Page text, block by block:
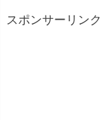
スポンサーリンク